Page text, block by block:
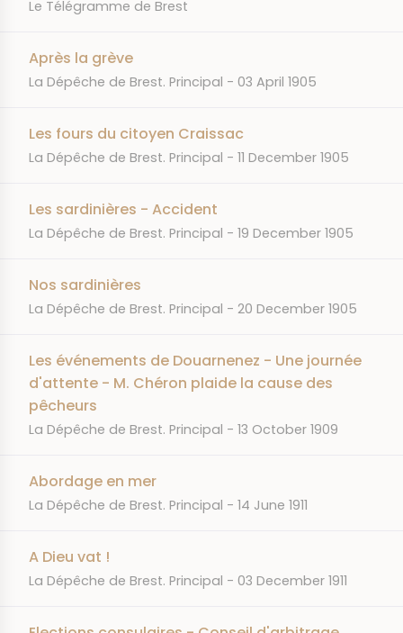
Le Télégramme de Brest
Après la grève
JOURNAL
La Dépêche de Brest. Principal DATE
03 April 1905
Les fours du citoyen Craissac
JOURNAL
La Dépêche de Brest. Principal DATE
11 December 1905
Les sardinières - Accident
JOURNAL
La Dépêche de Brest. Principal DATE
19 December 1905
Nos sardinières
JOURNAL
La Dépêche de Brest. Principal DATE
20 December 1905
Les événements de Douarnenez - Une journée
d'attente - M. Chéron plaide la cause des
pêcheurs
JOURNAL
La Dépêche de Brest. Principal DATE
13 October 1909
Abordage en mer
JOURNAL
La Dépêche de Brest. Principal DATE
14 June 1911
A Dieu vat !
JOURNAL
La Dépêche de Brest. Principal DATE
03 December 1911